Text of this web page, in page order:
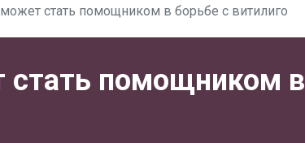
стать помощником в борьбе с витилиго
помощником в